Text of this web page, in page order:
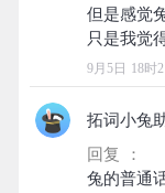
但是感觉
9月5日 18时
拓词小兔
回复 ：
兔的普通